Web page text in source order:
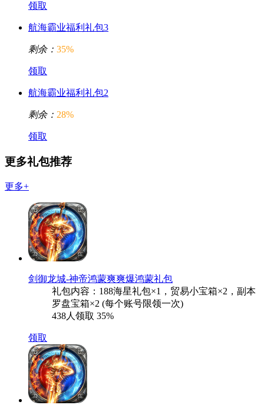
领取
航海霸业福利礼包3
剩余： 35%
领取
航海霸业福利礼包2
剩余： 28%
领取
更多礼包推荐
更多+
剑御龙城-神帝鸿蒙爽爽爆鸿蒙礼包
礼包内容：188海星礼包×1，贸易小宝箱×2，副本
罗盘宝箱×2 (每个账号限领一次)
438人领取 35%
领取